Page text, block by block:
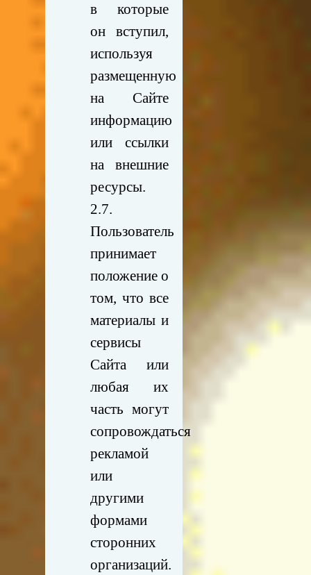
в которые
он вступил,
используя
размещенную
на Сайте
информацию
или ссылки
на внешние
ресурсы.
2.7.
Пользователь
принимает
положение о
том, что все
материалы и
сервисы
Сайта или
любая их
часть могут
сопровождаться
рекламой
или
другими
формами
сторонних
организаций.